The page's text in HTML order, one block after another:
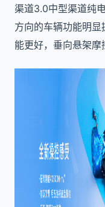
渠道3.0中型渠道纯
方向的车辆功能明
能更好，垂向悬架摩